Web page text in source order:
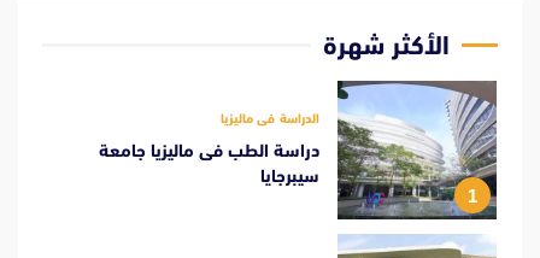
الأكثر شهرة
1
الدراسة فى ماليزيا
دراسة الطب فى ماليزيا جامعة
سيبرجايا